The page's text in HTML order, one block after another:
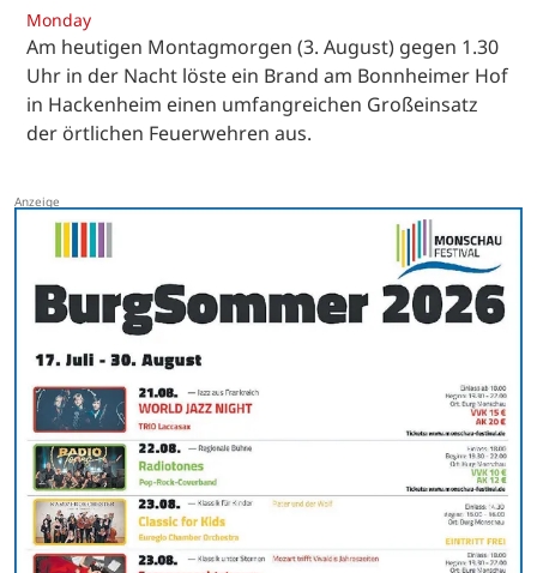
Monday
Am heutigen Montagmorgen (3. August) gegen 1.30
Uhr in der Nacht löste ein Brand am Bonnheimer Hof
in Hackenheim einen umfangreichen Großeinsatz
der örtlichen Feuerwehren aus.